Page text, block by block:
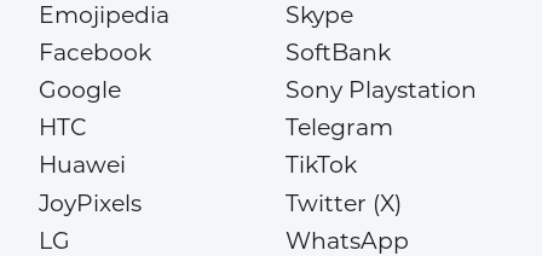
Emojipedia
Facebook
Google
HTC
Huawei
JoyPixels
LG
Skype
SoftBank
Sony Playstation
Telegram
TikTok
Twitter (X)
WhatsApp